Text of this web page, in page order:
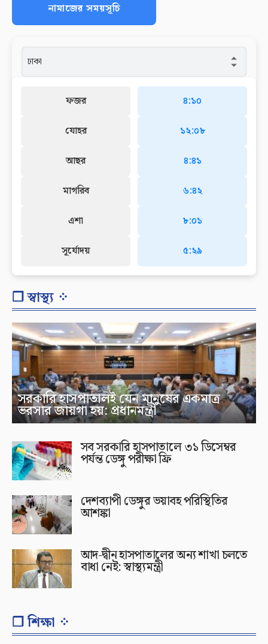
নামাজের সময়সূচি
ফজর
যোহর
আছর
মাগরিব
এশা
সূর্যোদয়
৪:১০
১২:০৮
৪:৪১
৬:৪২
৮:০১
৫:২৯
❐ স্বাস্থ্য ⁘
সরকারি হাসপাতালই যেন মানুষের একমাত্র
ভরসার জায়গা হয়: প্রধানমন্ত্রী
সব সরকারি হাসপাতালে ৩১ ডিসেম্বর
পর্যন্ত ডেঙ্গু পরীক্ষা ফ্রি
দেশব্যাপী ডেঙ্গুর ভয়াবহ পরিস্থিতির
আশঙ্কা
আদ-দ্বীন হাসপাতালের অন্য শাখা চলতে
বাধা নেই: স্বাস্থ্যমন্ত্রী
❐ শিক্ষা ⁘